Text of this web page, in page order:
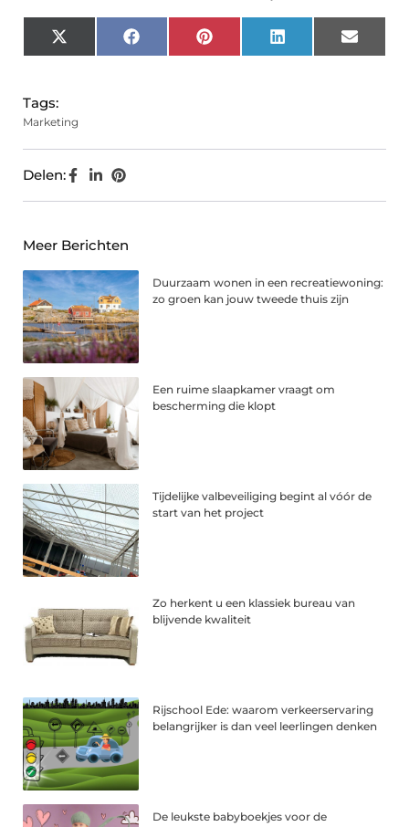
X
(Twitter)
FacebookPinterest LinkedIn Email
Tags:
Marketing
Delen:
Meer Berichten
Duurzaam wonen in een recreatiewoning:
zo groen kan jouw tweede thuis zijn
Een ruime slaapkamer vraagt om
bescherming die klopt
Tijdelijke valbeveiliging begint al vóór de
start van het project
Zo herkent u een klassiek bureau van
blijvende kwaliteit
Rijschool Ede: waarom verkeerservaring
belangrijker is dan veel leerlingen denken
De leukste babyboekjes voor de